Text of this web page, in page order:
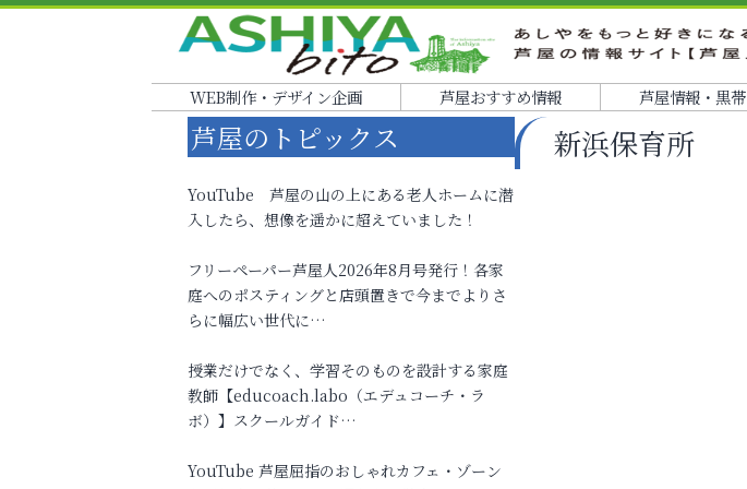
WEB制作・デザイン企画 芦屋おすすめ情報 芦屋情報・黒帯
新浜保育所
芦屋のトピックス
YouTube 芦屋の山の上にある老人ホームに潜
入したら、想像を遥かに超えていました！
フリーペーパー芦屋人2026年8月号発行！各家
庭へのポスティングと店頭置きで今までよりさ
らに幅広い世代に…
授業だけでなく、学習そのものを設計する家庭
教師【educoach.labo（エデュコーチ・ラ
ボ）】スクールガイド…
YouTube 芦屋屈指のおしゃれカフェ・ゾーン